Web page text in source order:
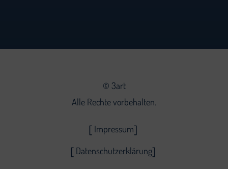
© 3art
Alle Rechte vorbehalten.
Impressum
Datenschutzerklärung